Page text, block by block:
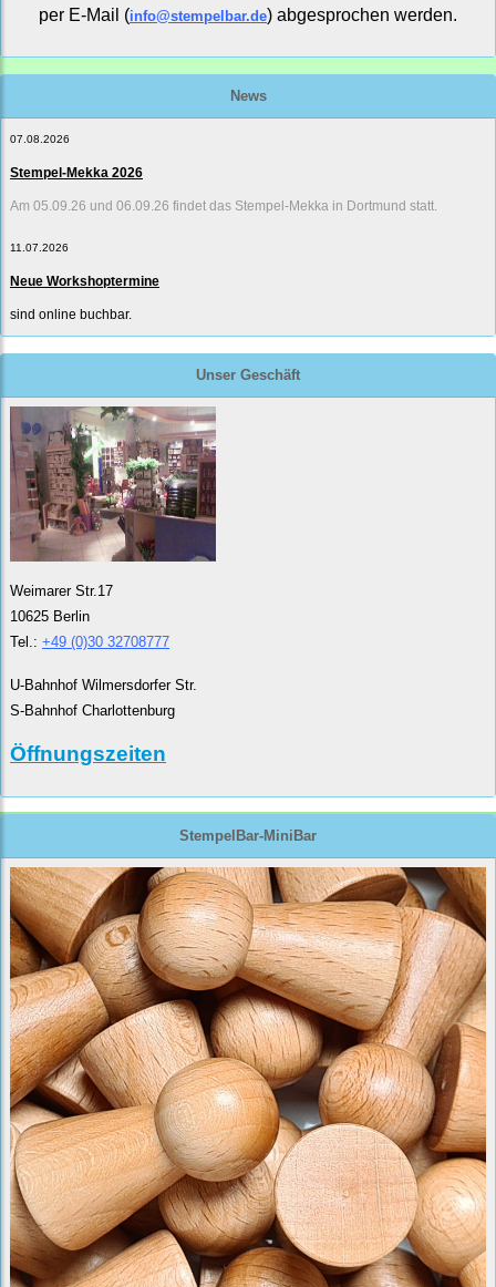
per E-Mail (info@stempelbar.de) abgesprochen werden.
News
07.08.2026
Stempel-Mekka 2026
Am 05.09.26 und 06.09.26 findet das Stempel-Mekka in Dortmund statt.
11.07.2026
Neue Workshoptermine
sind online buchbar.
Unser Geschäft
Weimarer Str.17
10625 Berlin
Tel.: +49 (0)30 32708777
U-Bahnhof Wilmersdorfer Str.
S-Bahnhof Charlottenburg
Öffnungszeiten
StempelBar-MiniBar